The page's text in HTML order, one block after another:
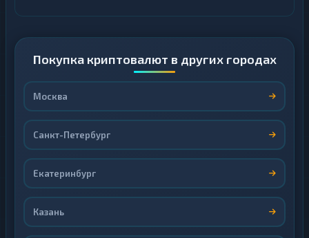
Покупка криптовалют в других городах
Москва
Санкт-Петербург
Екатеринбург
Казань